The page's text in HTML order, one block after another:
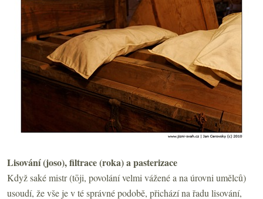
Lisování (joso), filtrace (roka) a pasterizace
Když saké mistr (tōji, povolání velmi vážené a na úrovni umělců)
usoudí, že vše je v té správné podobě, přichází na řadu lisování,